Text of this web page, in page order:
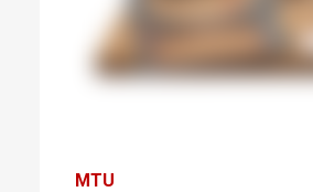
MTU